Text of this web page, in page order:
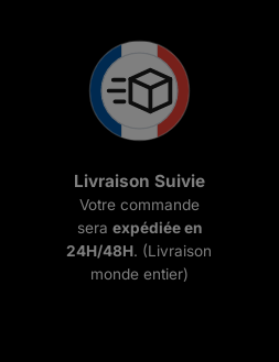
Livraison Suivie
Votre commande
sera expédiée en
24H/48H. (Livraison
monde entier)